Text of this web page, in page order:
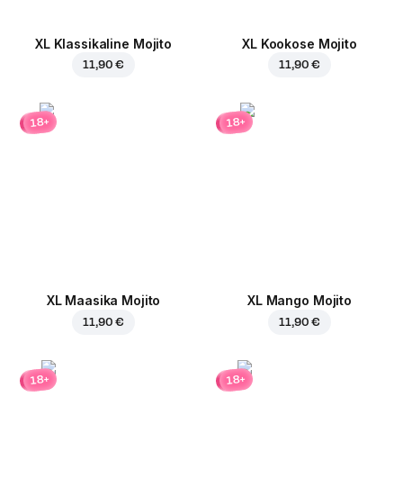
XL Klassikaline Mojito
11,90 €
XL Kookose Mojito
11,90 €
18+
XL Maasika Mojito
11,90 €
18+
XL Mango Mojito
11,90 €
18+ 18+